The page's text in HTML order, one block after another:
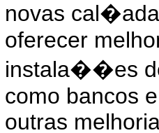
novas
oferecer
instala��es
como bancos
outras